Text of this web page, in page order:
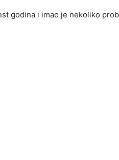
godina i imao je nekoliko